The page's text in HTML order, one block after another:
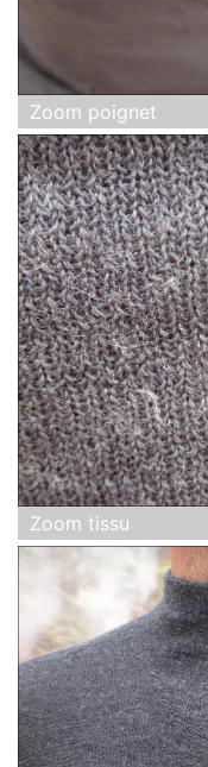
Zoom poignet
Zoom tissu